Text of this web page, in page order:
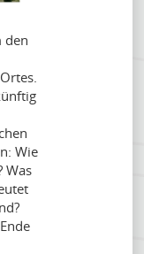
den
Wie
Was